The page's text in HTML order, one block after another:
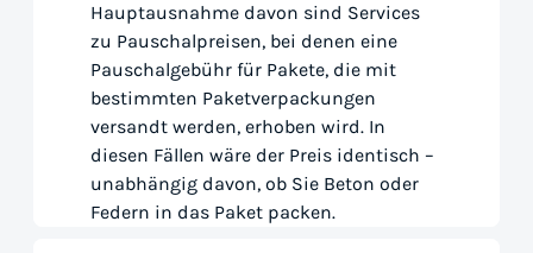
Hauptausnahme davon sind Services
zu Pauschalpreisen, bei denen eine
Pauschalgebühr für Pakete, die mit
bestimmten Paketverpackungen
versandt werden, erhoben wird. In
diesen Fällen wäre der Preis identisch –
unabhängig davon, ob Sie Beton oder
Federn in das Paket packen.